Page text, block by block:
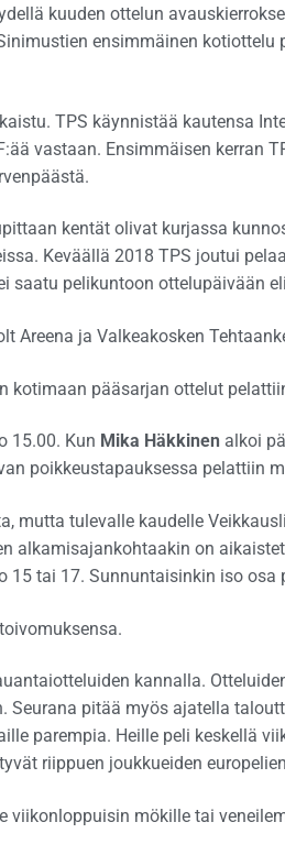
kuuden ottelun
ensimmäinen
TPS käynnistää kautensa
vastaan. Ensimmäisen kerran
kentät olivat kurjassa
Keväällä 2018 TPS joutui
saatu pelikuntoon ottelupäivään
Areena ja Valkeakosken
kotimaan pääsarjan ottelut
15.00. Kun Mika Häkkinen alkoi
poikkeustapauksessa pelattiin
mutta tulevalle kaudelle
alkamisajankohtaakin on
tai 17. Sunnuntaisinkin iso osa
kannalla.
Seurana pitää myös ajatella
parempia. Heille peli keskellä
riippuen joukkueiden
viikonloppuisin mökille tai